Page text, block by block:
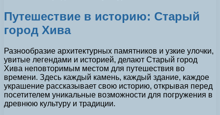
Путешествие в историю: Старый
город Хива
Разнообразие архитектурных памятников и узкие улочки,
увитые легендами и историей, делают Старый город
Хива неповторимым местом для путешествия во
времени. Здесь каждый камень, каждый здание, каждое
украшение рассказывает свою историю, открывая перед
посетителем уникальные возможности для погружения в
древнюю культуру и традиции.